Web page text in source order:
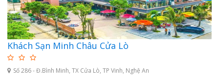
Khách Sạn Minh Châu Cửa Lò
Số 286 - Đ.Bình Minh, TX Cửa Lò, TP Vinh, Nghệ An